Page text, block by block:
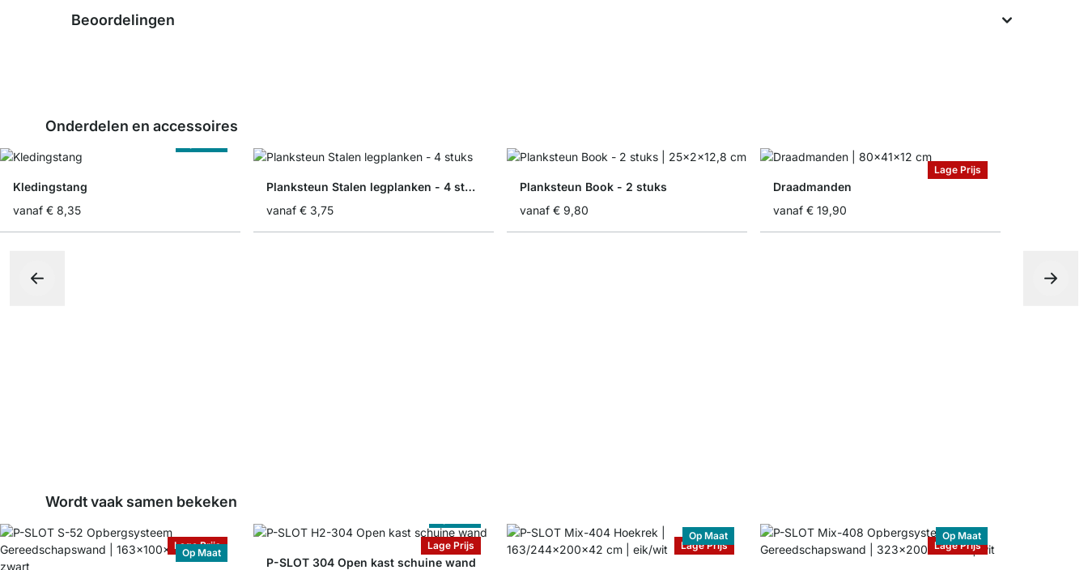
Beoordelingen
Onderdelen en accessoires
Kledingstang
vanaf € 8,35
Planksteun Stalen legplanken - 4 stuks
vanaf € 3,75
Planksteun Book - 2 stuks
vanaf € 9,80
Lage Prijs
Draadmanden
vanaf € 19,90
Wordt vaak samen bekeken
Lage Prijs
Op Maat
Lage Prijs
P-SLOT 304 Open kast schuine wand
Lage Prijs
Op Maat
Lage Prijs
Op Maat